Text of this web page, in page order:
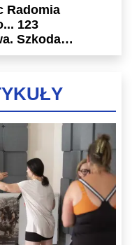
Radomia
123
Szkoda
ponad milion